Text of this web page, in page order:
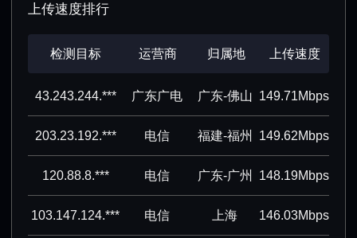
上传速度排行
检测目标 运营商 归属地 上传速度
43.243.244.*** 广东广电 广东-佛山 149.71Mbps
203.23.192.*** 电信 福建-福州 149.62Mbps
120.88.8.*** 电信 广东-广州 148.19Mbps
103.147.124.*** 电信 上海 146.03Mbps